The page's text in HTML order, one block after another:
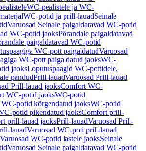
WC-pealistele ja WC-
WC-potid ja prill-lauadSeinale
Varuosad Seinale paigaldatavad WC-potid
WC-potid jaoksPõrandale paigaldatavad
paigaldatavad WC-potid
WC-pott paigaldatudVaruosad
WC-pott paigaldatud jaoksWC-
jaoksLoputuspaagid WC-pottidele,
pandudPrill-lauadVaruosad Prill-lauad
Prill-lauad jaoksComfort WC-
WC-potid jaoksWC-potid
WC-potid kõrgendatud jaoksWC-potid
potid pikendatud jaoksComfort prill-
prill-lauad jaoksPrill-lauadVaruosad Prill-
lauadVaruosad WC-poti prill-lauad
Varuosad WC-potid lastele jaoksSeinale
Varuosad Seinale paigaldatavad WC-potid